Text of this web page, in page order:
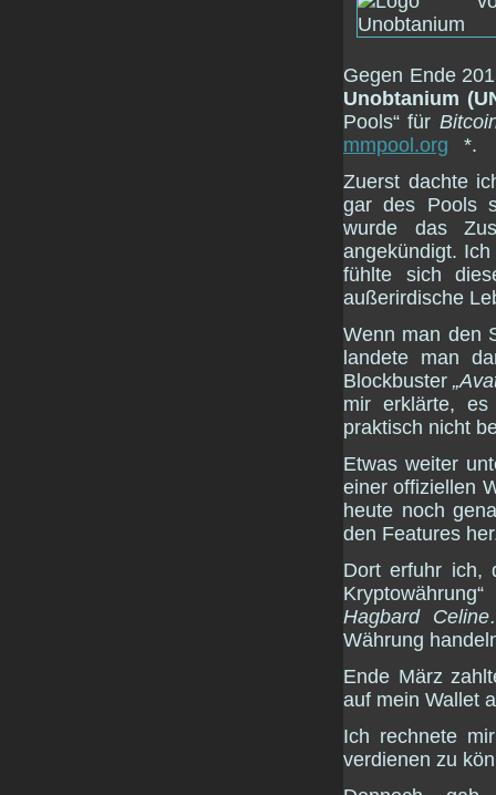
Gegen Ende
Unobtanium
Pools“ für
mmpool.org
*.
Zuerst dachte
gar des Pools
wurde das
angekündigt.
fühlte sich
außerirdische
Wenn man den
landete man
Blockbuster
mir erklärte,
praktisch nicht
Etwas weiter
einer offiziellen
heute noch
den Features
Dort erfuhr ich,
Hagbard
Währung
Ende März
auf mein Wallet
Ich rechnete
verdienen zu